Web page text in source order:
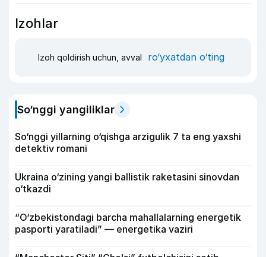
Izohlar
Izoh qoldirish uchun, avval ro‘yxatdan o‘ting
So‘nggi yangiliklar
So‘nggi yillarning o‘qishga arzigulik 7 ta eng yaxshi
detektiv romani
Ukraina o‘zining yangi ballistik raketasini sinovdan
o‘tkazdi
“O‘zbekistondagi barcha mahallalarning energetik
pasporti yaratiladi” — energetika vaziri